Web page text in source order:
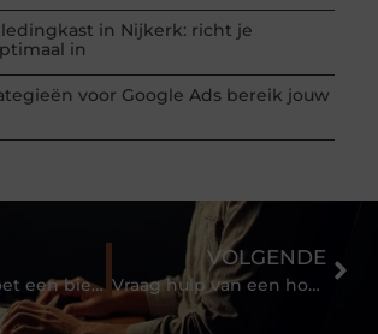
in Nijkerk: richt je
in
voor Google Ads bereik jouw
Hoe gaar moet een biefstuk zijn?
VOLGENDE
Vraag hulp van een hoger veiligheidskundige